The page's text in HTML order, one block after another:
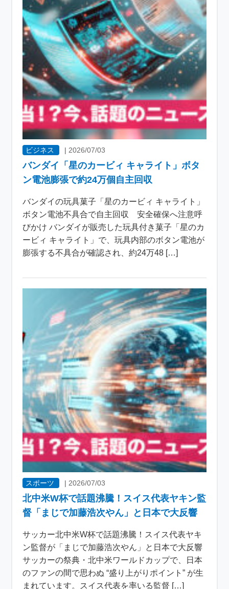
ビジネス | 2026/07/03
バンダイ「星のカービィ キャライト」ボタ
ン電池膨張で約24万個自主回収
バンダイの玩具菓子「星のカービィ キャライト」
ボタン電池不具合で自主回収 安全確保へ注意呼
びかけ バンダイが販売した玩具付き菓子「星のカ
ービィ キャライト」で、玩具内部のボタン電池が
膨張する不具合が確認され、約24万48 […]
スポーツ | 2026/07/03
北中米W杯で話題沸騰！スイス代表ヤキン監
督「まじで加藤浩次やん」と日本で大反響
サッカー北中米W杯で話題沸騰！スイス代表ヤキ
ン監督が「まじで加藤浩次やん」と日本で大反響
サッカーの祭典・北中米ワールドカップで、日本
のファンの間で思わぬ “盛り上がりポイント” が生
まれています。スイス代表を率いる監督 […]